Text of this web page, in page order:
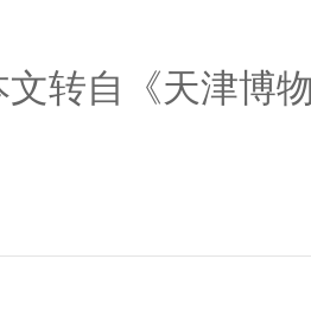
文转自《天津博